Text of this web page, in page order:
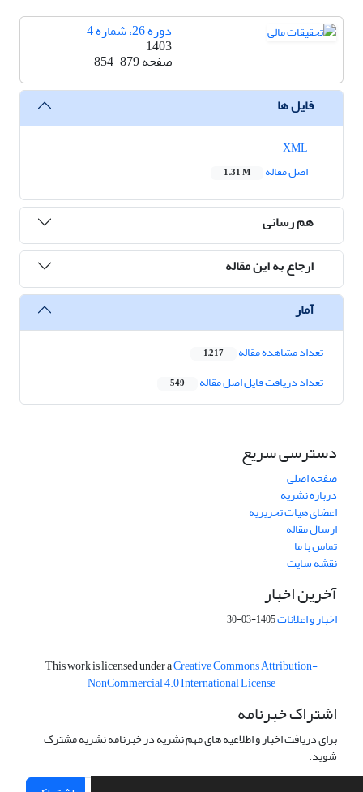
دوره 26، شماره 4
1403
صفحه854-879
فایل ها
اصل مقاله
1.31 M
هم رسانی
ارجاع به این مقاله
آمار
تعداد مشاهده مقاله 1,217
تعداد دریافت فایل اصل مقاله 549
دسترسی سریع
صفحه اصلی
درباره نشریه
اعضای هیات تحریریه
ارسال مقاله
تماس با ما
نقشه سایت
آخرین اخبار
اخبار و اعلانات1405-03-30
This work is licensed under aCreative Commons Attribution-
NonCommercial 4.0 International License
اشتراک خبرنامه
برای دریافت اخبار و اطلاعیه های مهم نشریه در خبرنامه نشریه مشترک
شوید.